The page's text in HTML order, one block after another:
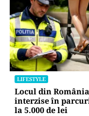
LIFESTYLE
Locul din
interzise în
la 5.000 de lei